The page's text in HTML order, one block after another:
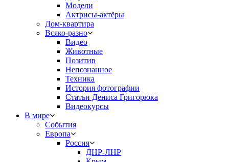
Модели
Актрисы-актёры
Дом-квартира
Всяко-разно
Видео
Животные
Позитив
Непознанное
Техника
История фотографии
Статьи Дениса Григорюка
Видеокурсы
В мире
События
Европа
Россия
ДНР-ЛНР